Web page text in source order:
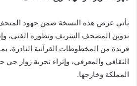
يأتي عرض هذه النسخة ضمن جهود المتحف
تدوين المصحف الشريف وتطوره الفني،
فريدة من المخطوطات القرآنية النادرة،
الثقافي والمعرفي، وإثراء تجربة زوار حي
المملكة وخارجها.